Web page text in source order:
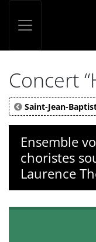
Concert
Saint-Jean-
Ensemble
choristes
Laurence
Panneau de gestion